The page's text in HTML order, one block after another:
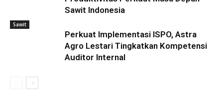
Sawit Indonesia
Sawit
Perkuat Implementasi ISPO, Astra
Agro Lestari Tingkatkan Kompetensi
Auditor Internal